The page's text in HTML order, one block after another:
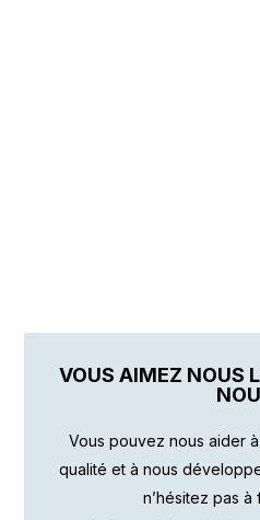
VOUS AIMEZ NOUS
Vous pouvez nous aider
qualité et à nous
n’hésitez pas à